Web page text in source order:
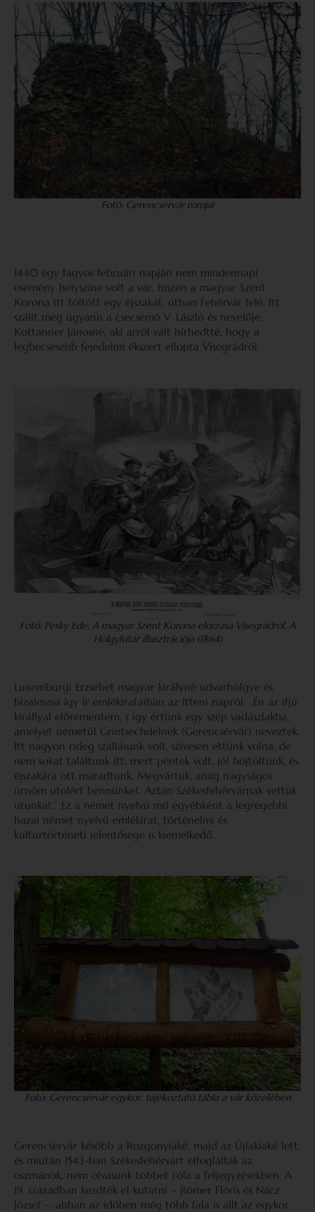
Fotó: Gerencsérvár romjai
1440 egy fagyos februári napján nem mindennapi
esemény helyszíne volt a vár, hiszen a magyar Szent
Korona itt töltött egy éjszakát, útban Fehérvár felé. Itt
szállt meg ugyanis a csecsemő V. László és nevelője,
Kottanner Jánosné, aki arról vált hírhedtté, hogy a
legbecsesebb fejedelmi ékszert ellopta Visegrádról.
Fotó: Pesky Ede: A magyar Szent Korona elorzása Visegrádról. A
Hölgyfutár illusztrációja (1864)
Luxemburgi Erzsébet magyar királyné udvarhölgye és
bizalmasa így ír emlékirataiban az itteni napról: „Én az ifjú
királlyal előrementem, s így értünk egy szép vadászlakba,
amelyet németül Grintsechdelnek (Gerencsérvár) neveztek.
Itt nagyon rideg szállásunk volt, szívesen ettünk volna, de
nem sokat találtunk itt, mert péntek volt, jól böjtöltünk, és
éjszakára ott maradtunk. Megvártuk, amíg nagyságos
úrnőm utolért bennünket. Aztán Székesfehérvárnak vettük
utunkat.” Ez a német nyelvű mű egyébként a legrégebbi
hazai német nyelvű emlékirat, történelmi és
kultúrtörténeti jelentősége is kiemelkedő.
Fotó: Gerencsérvár egykor, tájékoztató tábla a vár közelében
Gerencsérvár később a Rozgonyiaké, majd az Újlakiaké lett,
és miután 1543-ban Székesfehérvárt elfoglalták az
oszmánok, nem olvasunk többet róla a feljegyzésekben. A
19. században kezdték el kutatni – Rómer Flóris és Nácz
József –, abban az időben még több fala is állt az egykor